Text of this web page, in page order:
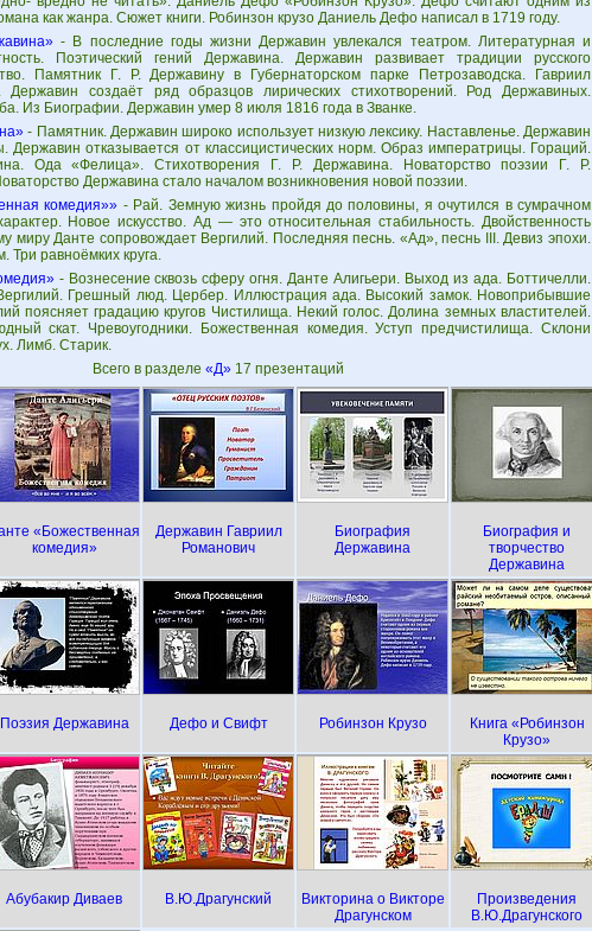
как жанра. Сюжет книги. Робинзон крузо Даниель Дефо написал в 1719 году.
- В последние годы жизни Державин увлекался театром. Литературная и
Поэтический гений Державина. Державин развивает традиции русского
Памятник Г. Р. Державину в Губернаторском парке Петрозаводска. Гавриил
Державин создаёт ряд образцов лирических стихотворений. Род Державиных.
Из Биографии. Державин умер 8 июля 1816 года в Званке.
- Памятник. Державин широко использует низкую лексику. Наставленье. Державин
Державин отказывается от классицистических норм. Образ императрицы. Гораций.
Ода «Фелица». Стихотворения Г. Р. Державина. Новаторство поэзии Г. Р.
Державина стало началом возникновения новой поэзии.
комедия»» - Рай. Земную жизнь пройдя до половины, я очутился в сумрачном
Новое искусство. Ад — это относительная стабильность. Двойственность
миру Данте сопровождает Вергилий. Последняя песнь. «Ад», песнь III. Девиз эпохи.
Три равноёмких круга.
- Вознесение сквозь сферу огня. Данте Алигьери. Выход из ада. Боттичелли.
Грешный люд. Цербер. Иллюстрация ада. Высокий замок. Новоприбывшие
поясняет градацию кругов Чистилища. Некий голос. Долина земных властителей.
скат. Чревоугодники. Божественная комедия. Уступ предчистилища. Склони
Лимб. Старик.
Всего в разделе «Д» 17 презентаций
«Божественная
комедия»
Державин Гавриил
Романович
Биография
Державина
Биография и
творчество
Державина
Поэзия Державина Дефо и Свифт Робинзон Крузо
Книга «Робинзон
Крузо»
Абубакир Диваев В.Ю.Драгунский
Викторина о Викторе
Драгунском
Произведения
В.Ю.Драгунского